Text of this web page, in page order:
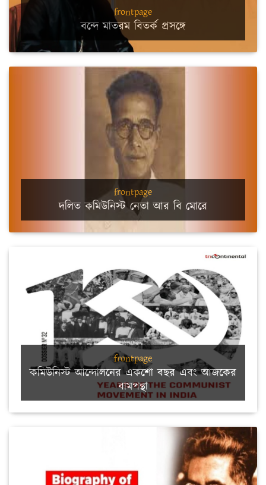
frontpage
বন্দে মাতরম বিতর্ক প্রসঙ্গে
frontpage
দলিত কমিউনিস্ট নেতা আর বি মোরে
frontpage
কমিউনিস্ট আন্দোলনের একশো বছর এবং আজকের
বামপন্থা